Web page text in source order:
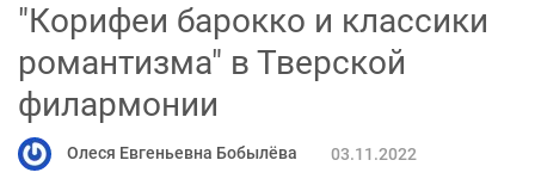
"Корифеи барокко и классики
романтизма" в Тверской
филармонии
Олеся Евгеньевна Бобылёва 03.11.2022